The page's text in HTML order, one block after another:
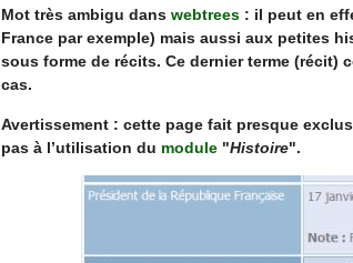
Mot très ambigu dans webtrees: il peut en
France par exemple) mais aussi aux petites
sous forme de récits. Ce dernier terme (récit)
cas.
Avertissement : cette page fait presque
pas à l’utilisation du module"Histoire".